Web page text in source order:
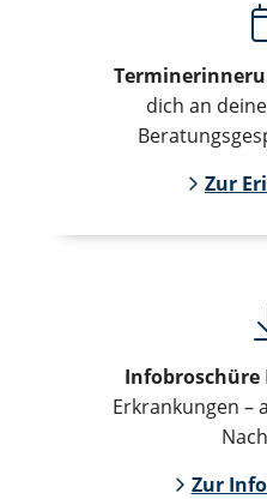
dich an
Zur
Infobroschüre
Erkrankungen –
Zur